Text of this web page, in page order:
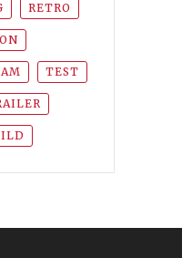
RETRO
TEST